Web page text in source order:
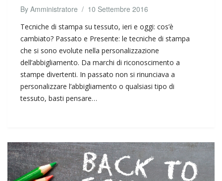
By Amministratore / 10 Settembre 2016
Tecniche di stampa su tessuto, ieri e oggi: cos’è
cambiato? Passato e Presente: le tecniche di stampa
che si sono evolute nella personalizzazione
dell’abbigliamento. Da marchi di riconoscimento a
stampe divertenti. In passato non si rinunciava a
personalizzare l’abbigliamento o qualsiasi tipo di
tessuto, basti pensare…